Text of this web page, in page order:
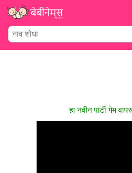
हा नवीन पार्टी गेम